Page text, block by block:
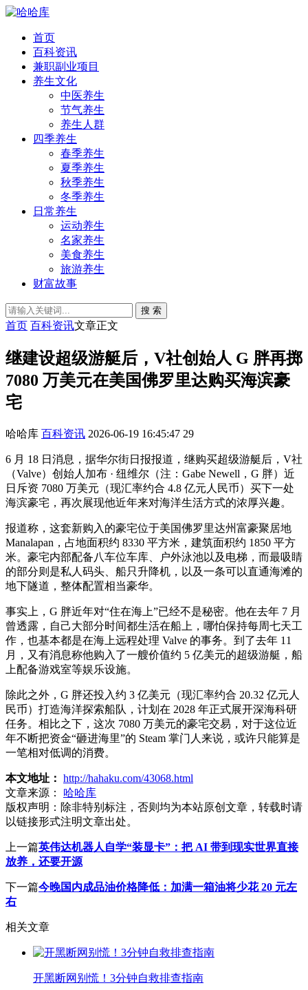
首页
百科资讯
兼职副业项目
养生文化
中医养生
节气养生
养生人群
四季养生
春季养生
夏季养生
秋季养生
冬季养生
日常养生
运动养生
名家养生
美食养生
旅游养生
财富故事
搜 索
首页 百科资讯文章正文
继建设超级游艇后，V社创始人 G 胖再掷
7080 万美元在美国佛罗里达购买海滨豪
宅
哈哈库 百科资讯 2026-06-19 16:45:47 29
6 月 18 日消息，据华尔街日报报道，继购买超级游艇后，V社
（Valve）创始人加布 · 纽维尔（注：Gabe Newell，G 胖）近
日斥资 7080 万美元（现汇率约合 4.8 亿元人民币）买下一处
海滨豪宅，再次展现他近年来对海洋生活方式的浓厚兴趣。
报道称，这套新购入的豪宅位于美国佛罗里达州富豪聚居地
Manalapan，占地面积约 8330 平方米，建筑面积约 1850 平方
米。豪宅内部配备八车位车库、户外泳池以及电梯，而最吸睛
的部分则是私人码头、船只升降机，以及一条可以直通海滩的
地下隧道，整体配置相当豪华。
事实上，G 胖近年对“住在海上”已经不是秘密。他在去年 7 月
曾透露，自己大部分时间都生活在船上，哪怕保持每周七天工
作，也基本都是在海上远程处理 Valve 的事务。到了去年 11
月，又有消息称他购入了一艘价值约 5 亿美元的超级游艇，船
上配备游戏室等娱乐设施。
除此之外，G 胖还投入约 3 亿美元（现汇率约合 20.32 亿元人
民币）打造海洋探索船队，计划在 2028 年正式展开深海科研
任务。相比之下，这次 7080 万美元的豪宅交易，对于这位近
年不断把资金“砸进海里”的 Steam 掌门人来说，或许只能算是
一笔相对低调的消费。
本文地址： http://hahaku.com/43068.html
文章来源：
哈哈库
版权声明： 除非特别标注，否则均为本站原创文章，转载时请
以链接形式注明文章出处。
上一篇英伟达机器人自学“装显卡”：把 AI 带到现实世界直接
放养，还要开源
下一篇今晚国内成品油价格降低：加满一箱油将少花 20 元左
右
相关文章
开黑断网别慌！3分钟自救排查指南